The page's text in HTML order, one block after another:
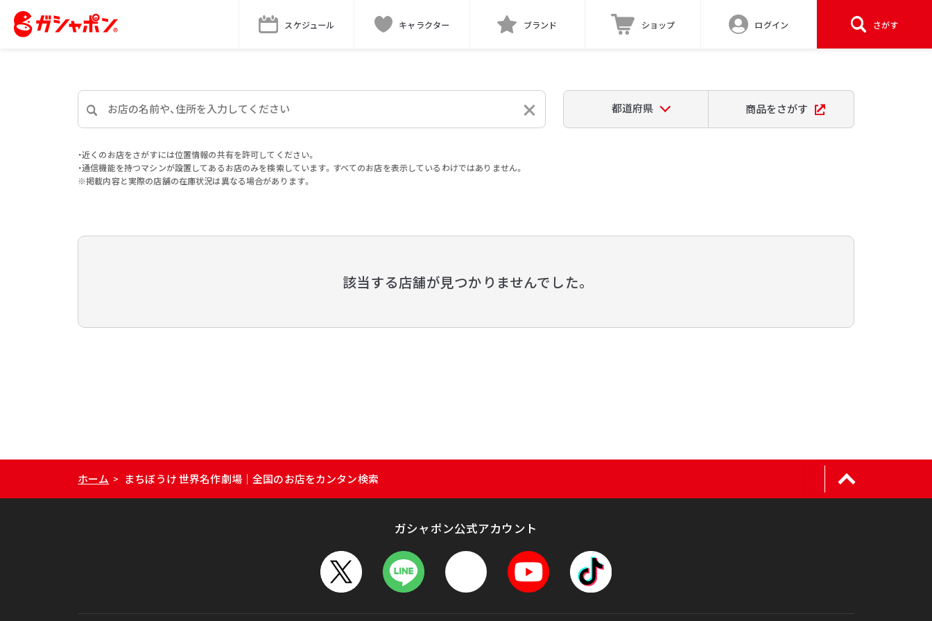
スケジュール キャラクター ブランド ショップ ログイン さがす
都道府県 商品をさがす
・近くのお店をさがすには位置情報の共有を許可してください。
・通信機能を持つマシンが設置してあるお店のみを検索しています。すべてのお店を表示しているわけではありません。
※掲載内容と実際の店舗の在庫状況は異なる場合があります。
該当する店舗が見つかりませんでした。
ホーム > まちぼうけ 世界名作劇場｜全国のお店をカンタン検索
ガシャポン公式アカウント